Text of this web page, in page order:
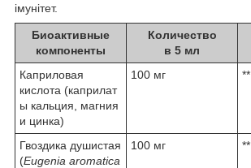
імунітет.
Биоактивные
компоненты
Количество
в 5 мл
Каприловая
кислота (каприлат
ы кальция, магния
и цинка)
100 мг **
Гвоздика душистая
(Eugenia aromatica
100 мг **